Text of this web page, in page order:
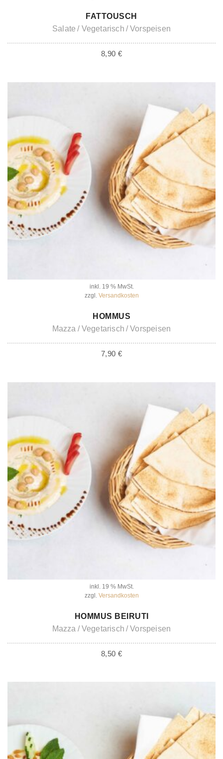
IN DEN WARENKORB
FATTOUSCH
Salate
Vegetarisch Vorspeisen
8,90 €
inkl. 19 % MwSt.
zzgl. Versandkosten
IN DEN WARENKORB
HOMMUS
Mazza
Vegetarisch Vorspeisen
7,90 €
inkl. 19 % MwSt.
zzgl. Versandkosten
IN DEN WARENKORB
HOMMUS BEIRUTI
Mazza
Vegetarisch Vorspeisen
8,50 €